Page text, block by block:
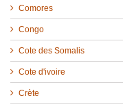
Comores
Congo
Cote des Somalis
Cote d'ivoire
Crète